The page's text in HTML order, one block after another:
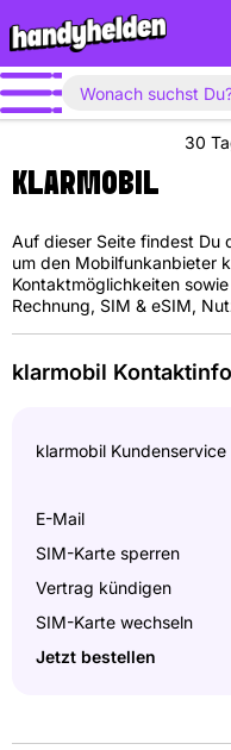
30
KLARMOBIL
Auf dieser Seite findest Du
um den Mobilfunkanbieter
Kontaktmöglichkeiten
Rechnung, SIM & eSIM,
klarmobil
klarmobil Kundenservice
E-Mail
SIM-Karte sperren
Vertrag kündigen
SIM-Karte wechseln
Jetzt bestellen